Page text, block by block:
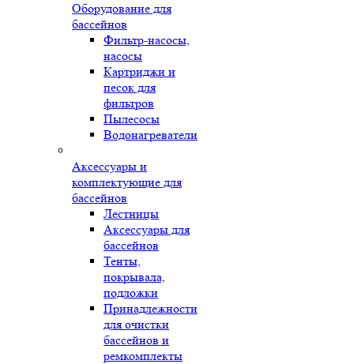
Оборудование для
бассейнов
Фильтр-насосы,
насосы
Картриджи и
песок для
фильтров
Пылесосы
Водонагреватели
Аксессуары и
комплектующие для
бассейнов
Лестницы
Аксессуары для
бассейнов
Тенты,
покрывала,
подложки
Принадлежности
для очистки
бассейнов и
ремкомплекты